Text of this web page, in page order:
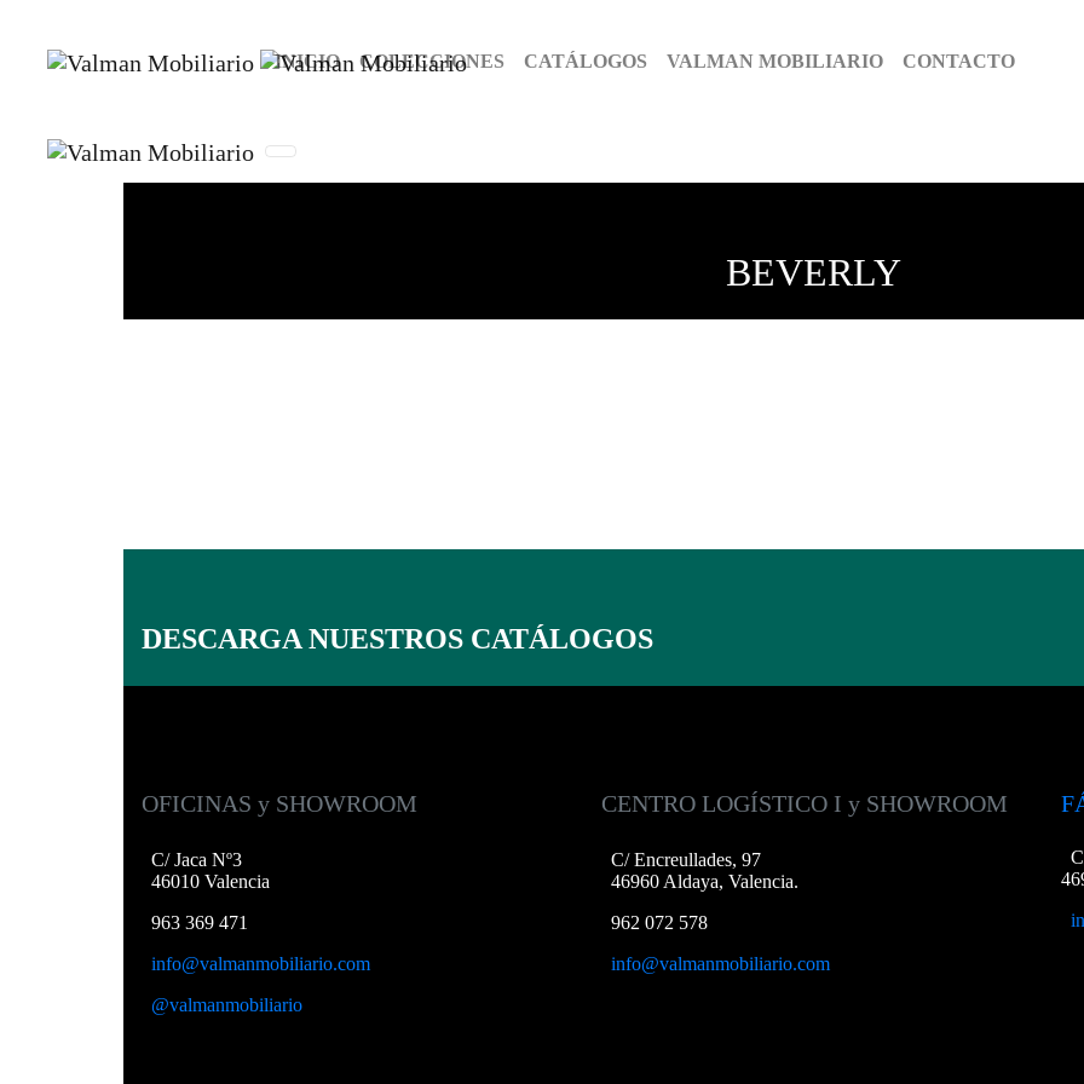
INICIO COLECCIONES CATÁLOGOS VALMAN MOBILIARIO CONTACTO
BEVERLY
DESCARGA NUESTROS CATÁLOGOS
OFICINAS y SHOWROOM
C/ Jaca Nº3
46010 Valencia
963 369 471
info@valmanmobiliario.com
@valmanmobiliario
CENTRO LOGÍSTICO I y SHOWROOM
C/ Encreullades, 97
46960 Aldaya, Valencia.
962 072 578
info@valmanmobiliario.com